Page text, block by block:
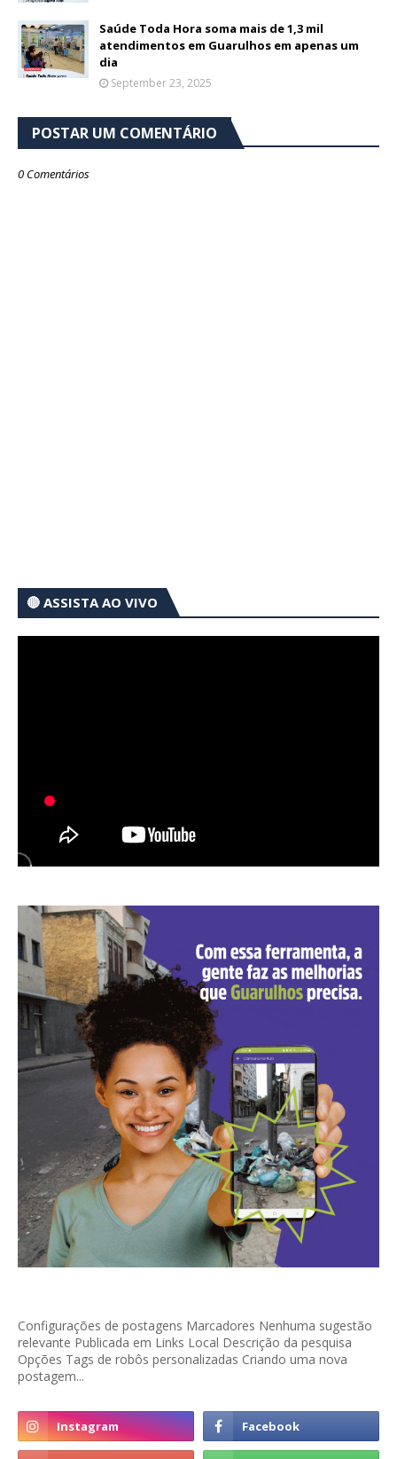
Saúde Toda Hora soma mais de 1,3 mil
atendimentos em Guarulhos em apenas um
dia
September 23, 2025
POSTAR UM COMENTÁRIO
0 Comentários
🔴 ASSISTA AO VIVO
Configurações de postagens Marcadores Nenhuma sugestão
relevante Publicada em Links Local Descrição da pesquisa
Opções Tags de robôs personalizadas Criando uma nova
postagem...